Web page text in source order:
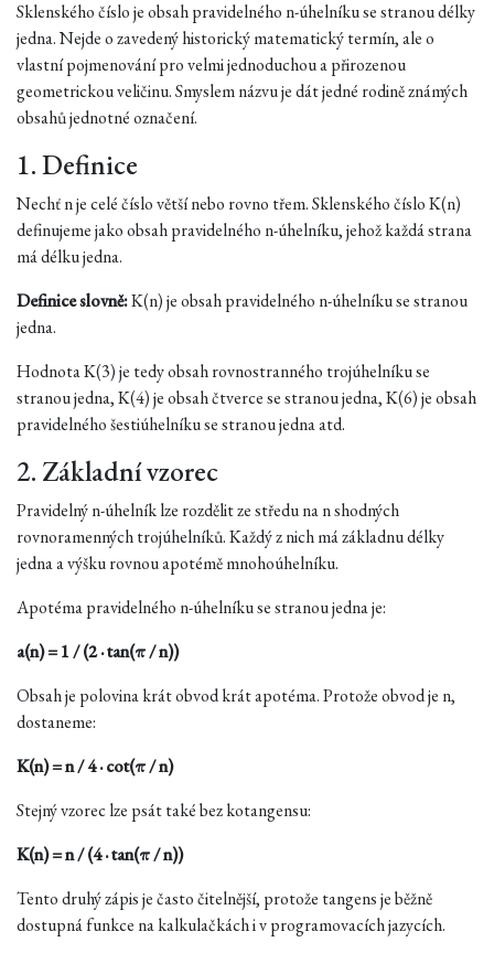
Sklenského číslo je obsah pravidelného n-úhelníku se stranou délky
jedna. Nejde o zavedený historický matematický termín, ale o
vlastní pojmenování pro velmi jednoduchou a přirozenou
geometrickou veličinu. Smyslem názvu je dát jedné rodině známých
obsahů jednotné označení.
1. Definice
Nechť n je celé číslo větší nebo rovno třem. Sklenského číslo K(n)
definujeme jako obsah pravidelného n-úhelníku, jehož každá strana
má délku jedna.
Definice slovně:K(n) je obsah pravidelného n-úhelníku se stranou
jedna.
Hodnota K(3) je tedy obsah rovnostranného trojúhelníku se
stranou jedna, K(4) je obsah čtverce se stranou jedna, K(6) je obsah
pravidelného šestiúhelníku se stranou jedna atd.
2. Základní vzorec
Pravidelný n-úhelník lze rozdělit ze středu na n shodných
rovnoramenných trojúhelníků. Každý z nich má základnu délky
jedna a výšku rovnou apotémě mnohoúhelníku.
Apotéma pravidelného n-úhelníku se stranou jedna je:
a(n) = 1 / (2 · tan(π / n))
Obsah je polovina krát obvod krát apotéma. Protože obvod je n,
dostaneme:
K(n) = n / 4 · cot(π / n)
Stejný vzorec lze psát také bez kotangensu:
K(n) = n / (4 · tan(π / n))
Tento druhý zápis je často čitelnější, protože tangens je běžně
dostupná funkce na kalkulačkách i v programovacích jazycích.